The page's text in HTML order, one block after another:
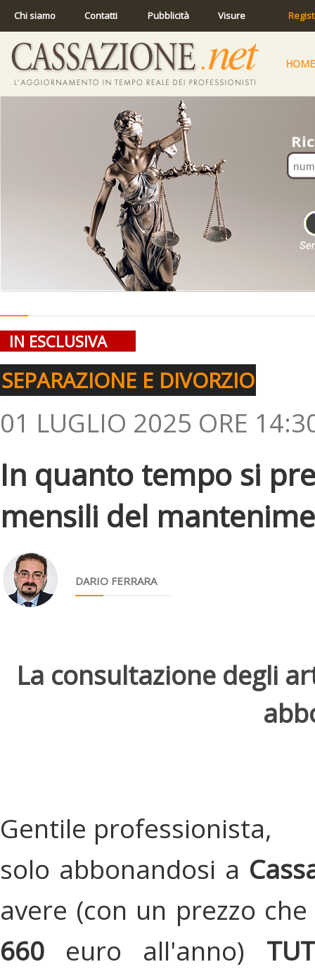
Chi siamo Contatti Pubblicità Visure
HOME
IN ESCLUSIVA
SEPARAZIONE E DIVORZIO
01 LUGLIO 2025 ORE
In quanto tempo si
mensili del
DARIO FERRARA
La consultazione degli
Gentile professionista,
solo abbonandosi a
avere (con un prezzo
660 euro all'anno)